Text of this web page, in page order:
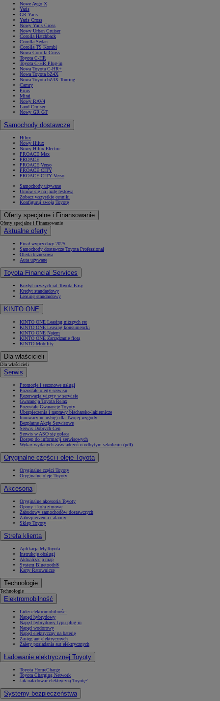
Nowe Aygo X
Yaris
GR Yaris
Yaris Cross
Nowy Yaris Cross
Nowy Urban Cruiser
Corolla Hatchback
Corolla Sedan
Corolla TS Kombi
Nowa Corolla Cross
Toyota C-HR
Toyota C-HR Plug-in
Nowa Toyota C-HR+
Nowa Toyota bZ4X
Nowa Toyota bZ4X Touring
Camry
Prius
Mirai
Nowy RAV4
Land Cruiser
Nowy GR GT
Samochody dostawcze
Hilux
Nowy Hilux
Nowy Hilux Electric
PROACE Max
PROACE
PROACE Verso
PROACE CITY
PROACE CITY Verso
Samochody używane
Umów się na jazdę testową
Zobacz wszystkie cenniki
Konfiguruj swoją Toyotę
Oferty specjalne i Finansowanie
Oferty specjalne i Finansowanie
Aktualne oferty
Finał wyprzedaży 2025
Samochody dostawcze Toyota Professional
Oferta biznesowa
Auta używane
Toyota Financial Services
Kredyt niższych rat Toyota Easy
Kredyt standardowy
Leasing standardowy
KINTO ONE
KINTO ONE Leasing niższych rat
KINTO ONE Leasing konsumencki
KINTO ONE Najem
KINTO ONE Zarządzanie flotą
KINTO Mobility
Dla właścicieli
Dla właścicieli
Serwis
Promocje i sezonowe usługi
Pozostałe oferty serwisu
Rezerwacja wizyty w serwisie
Gwarancja Toyota Relax
Pozostałe Gwarancje Toyoty
Ubezpieczenia i naprawy blacharsko-lakiernicze
Innowacyjne usługi dla Twojej wygody
Bezpłatne Akcje Serwisowe
Serwis Dobrych Cen
Serwis w ASO się opłaca
Dostęp do informacji serwisowych
Wykaz wydanych zaświadczeń o odbytym szkoleniu (pdf)
Oryginalne części i oleje Toyota
Oryginalne części Toyoty
Oryginalne oleje Toyoty
Akcesoria
Oryginalne akcesoria Toyoty
Opony i koła zimowe
Zabudowy samochodów dostawczych
Zabezpieczenia i alarmy
Sklep Toyoty
Strefa klienta
Aplikacja MyToyota
Instrukcje obsługi
Aktualizacja map
System Bluetooth®
Karty Ratownicze
Technologie
Technologie
Elektromobilność
Lider elektromobilności
Napęd hybrydowy
Napęd hybrydowy typu plug-in
Napęd wodorowy
Napęd elektryczny na baterię
Zasięg aut elektrycznych
Zalety posiadania aut elektrycznych
Ładowanie elektrycznej Toyoty
Toyota HomeCharge
Toyota Charging Network
Jak naładować elektryczną Toyotę?
Systemy bezpieczeństwa